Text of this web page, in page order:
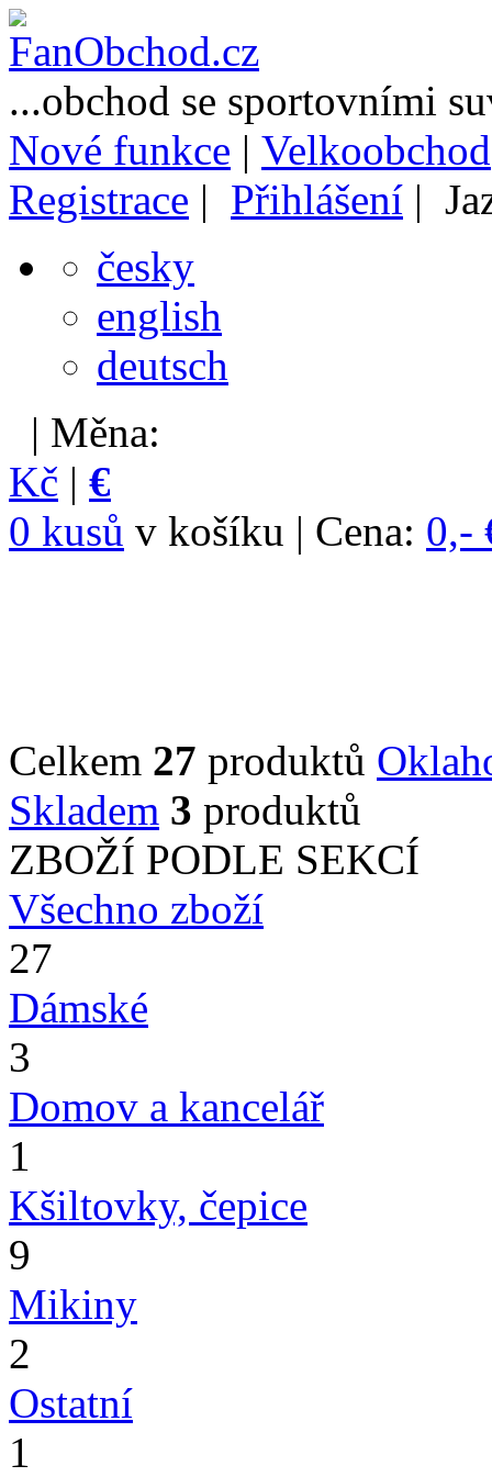
...obchod se sportovními
Nové funkce | Velkoobchod
Registrace | Přihlášení |
česky
english
deutsch
| Měna:
Kč | €
0 kusů v košíku | Cena: 0,-
Celkem 27 produktů
Skladem 3 produktů
ZBOŽÍ PODLE SEKCÍ
Všechno zboží
27
Dámské
3
Domov a kancelář
1
Kšiltovky, čepice
9
Mikiny
2
Ostatní
1